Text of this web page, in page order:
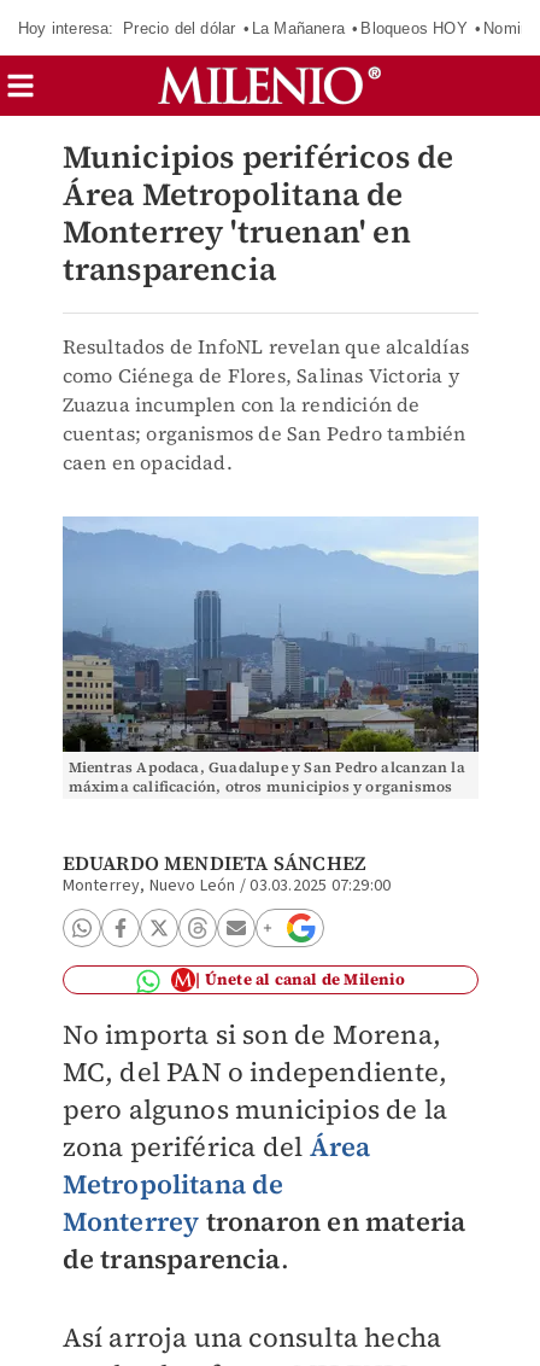
Hoy interesa: Precio del dólar La Mañanera Bloqueos HOY
Municipios periféricos de
Área Metropolitana de
Monterrey 'truenan' en
transparencia
Resultados de InfoNL revelan que alcaldías
como Ciénega de Flores, Salinas Victoria y
Zuazua incumplen con la rendición de
cuentas; organismos de San Pedro también
caen en opacidad.
Mientras Apodaca, Guadalupe y San Pedro alcanzan la
máxima calificación, otros municipios y organismos
EDUARDO MENDIETA SÁNCHEZ
Monterrey, Nuevo León /03.03.2025 07:29:00
Únete al canal de Milenio
No importa si son de Morena,
MC, del PAN o independiente,
pero algunos municipios de la
zona periférica del Área
Metropolitana de
Monterrey tronaron en materia
de transparencia.
Así arroja una consulta hecha